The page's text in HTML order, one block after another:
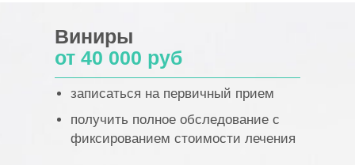
ПРИЁМ
Виниры
от 40 000 руб
записаться на первичный прием
получить полное обследование с
фиксированием стоимости лечения